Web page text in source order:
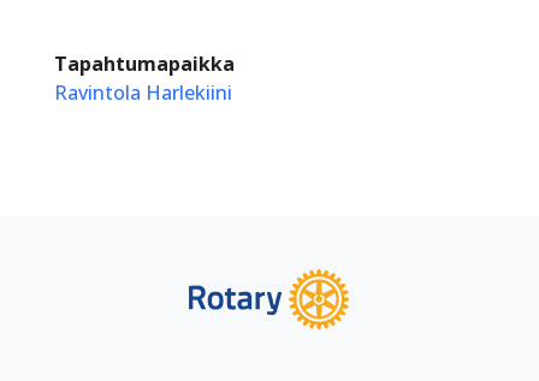
Tapahtumapaikka
Ravintola Harlekiini